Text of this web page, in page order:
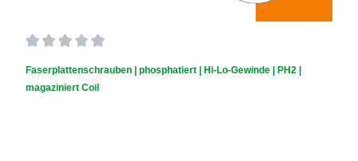
Faserplattenschrauben | phosphatiert | Hi-Lo-Gewinde | PH2 |
magaziniert Coil